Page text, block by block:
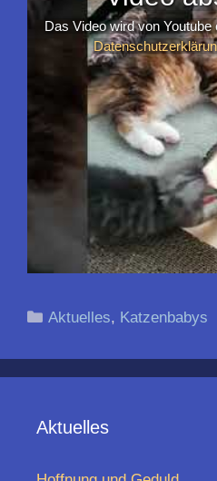
Das Video wird von Youtube
Kategorien
Aktuelles, Katzenbabys
Aktuelles